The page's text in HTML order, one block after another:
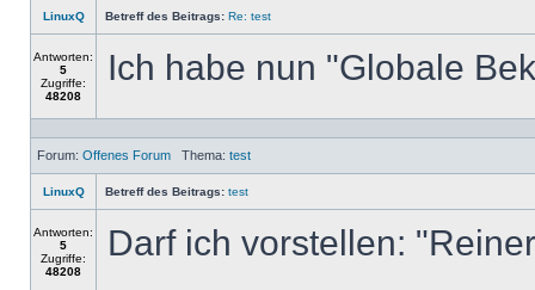
LinuxQ Betreff des Beitrags: Re: test
Antworten:
5
Zugriffe:
48208
Ich habe nun "Globale
Forum: Offenes Forum Thema: test
LinuxQ Betreff des Beitrags: test
Antworten:
5
Zugriffe:
48208
Darf ich vorstellen: